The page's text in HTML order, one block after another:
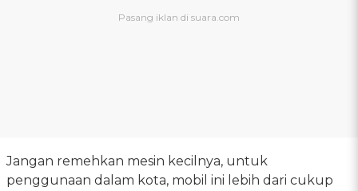
Jangan remehkan mesin kecilnya, untuk
penggunaan dalam kota, mobil ini lebih dari cukup